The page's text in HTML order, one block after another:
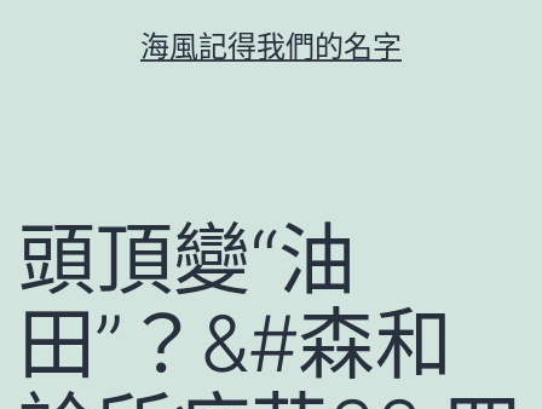
容
海風記得我們的名字
頭頂變“油
田”？&#森和